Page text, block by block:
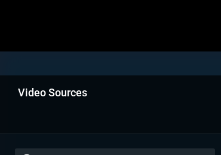
Video Sources